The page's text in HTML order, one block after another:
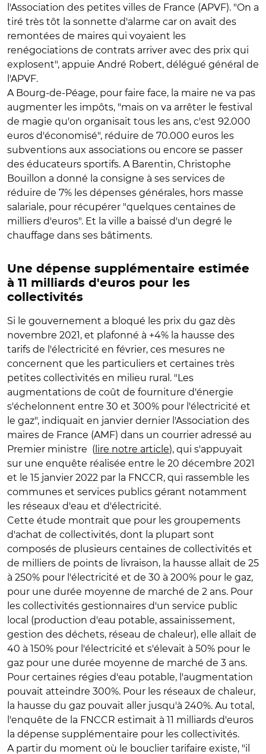
l'Association des petites villes de France (APVF). "On a
tiré très tôt la sonnette d'alarme car on avait des
remontées de maires qui voyaient les
renégociations de contrats arriver avec des prix qui
explosent", appuie André Robert, délégué général de
l'APVF.
A Bourg-de-Péage, pour faire face, la maire ne va pas
augmenter les impôts, "mais on va arrêter le festival
de magie qu'on organisait tous les ans, c'est 92.000
euros d'économisé", réduire de 70.000 euros les
subventions aux associations ou encore se passer
des éducateurs sportifs. A Barentin, Christophe
Bouillon a donné la consigne à ses services de
réduire de 7% les dépenses générales, hors masse
salariale, pour récupérer "quelques centaines de
milliers d'euros". Et la ville a baissé d'un degré le
chauffage dans ses bâtiments.
Une dépense supplémentaire estimée
à 11 milliards d'euros pour les
collectivités
Si le gouvernement a bloqué les prix du gaz dès
novembre 2021, et plafonné à +4% la hausse des
tarifs de l'électricité en février, ces mesures ne
concernent que les particuliers et certaines très
petites collectivités en milieu rural. "Les
augmentations de coût de fourniture d'énergie
s'échelonnent entre 30 et 300% pour l'électricité et
le gaz", indiquait en janvier dernier l'Association des
maires de France (AMF) dans un courrier adressé au
Premier ministre ( lire notre article), qui s'appuyait
sur une enquête réalisée entre le 20 décembre 2021
et le 15 janvier 2022 par la FNCCR, qui rassemble les
communes et services publics gérant notamment
les réseaux d'eau et d'électricité.
Cette étude montrait que pour les groupements
d'achat de collectivités, dont la plupart sont
composés de plusieurs centaines de collectivités et
de milliers de points de livraison, la hausse allait de 25
à 250% pour l'électricité et de 30 à 200% pour le gaz,
pour une durée moyenne de marché de 2 ans. Pour
les collectivités gestionnaires d'un service public
local (production d'eau potable, assainissement,
gestion des déchets, réseau de chaleur), elle allait de
40 à 150% pour l'électricité et s'élevait à 50% pour le
gaz pour une durée moyenne de marché de 3 ans.
Pour certaines régies d'eau potable, l'augmentation
pouvait atteindre 300%. Pour les réseaux de chaleur,
la hausse du gaz pouvait aller jusqu'à 240%. Au total,
l'enquête de la FNCCR estimait à 11 milliards d'euros
la dépense supplémentaire pour les collectivités.
A partir du moment où le bouclier tarifaire existe, "il